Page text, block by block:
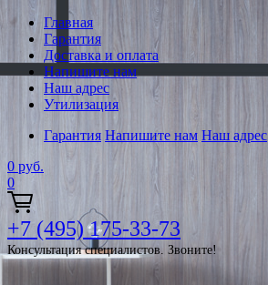
Главная
Гарантия
Доставка и оплата
Напишите нам
Наш адрес
Утилизация
Гарантия Напишите нам Наш адрес
0 руб.
0
+7 (495) 175-33-73
Консультация специалистов. Звоните!